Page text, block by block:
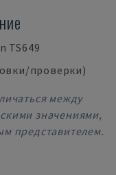
TS649
проверки)
между
значениями,
представителем.